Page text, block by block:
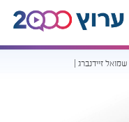
זיידנברג | רחמים או דין זה תלוי בנו